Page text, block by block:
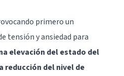
primero un
tensión y ansiedad para
elevación del estado del
reducción del nivel de